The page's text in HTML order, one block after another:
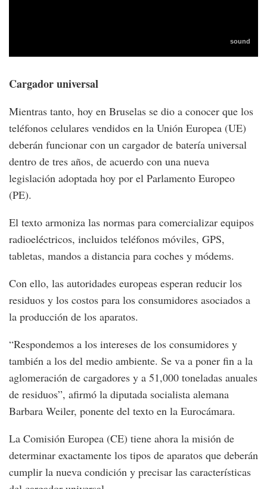
Cargador universal
Mientras tanto, hoy en Bruselas se dio a conocer que los
teléfonos celulares vendidos en la Unión Europea (UE)
deberán funcionar con un cargador de batería universal
dentro de tres años, de acuerdo con una nueva
legislación adoptada hoy por el Parlamento Europeo
(PE).
El texto armoniza las normas para comercializar equipos
radioeléctricos, incluidos teléfonos móviles, GPS,
tabletas, mandos a distancia para coches y módems.
Con ello, las autoridades europeas esperan reducir los
residuos y los costos para los consumidores asociados a
la producción de los aparatos.
“Respondemos a los intereses de los consumidores y
también a los del medio ambiente. Se va a poner fin a la
aglomeración de cargadores y a 51,000 toneladas anuales
de residuos”, afirmó la diputada socialista alemana
Barbara Weiler, ponente del texto en la Eurocámara.
La Comisión Europea (CE) tiene ahora la misión de
determinar exactamente los tipos de aparatos que deberán
cumplir la nueva condición y precisar las características